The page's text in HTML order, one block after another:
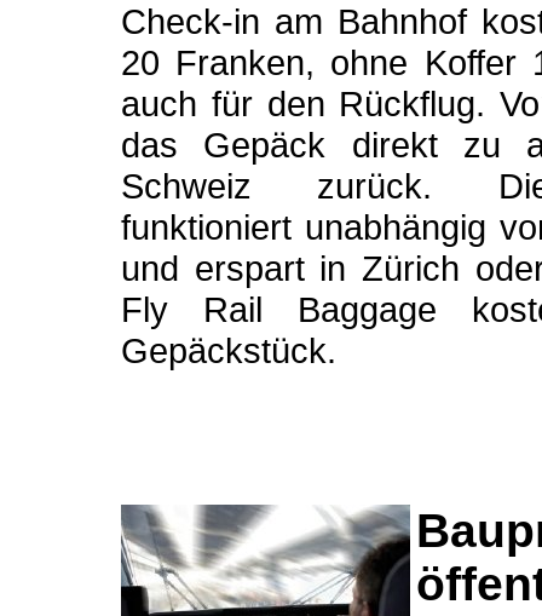
Check-in am Bahnhof
20 Franken, ohne Koffer
auch für den Rückflug.
das Gepäck direkt zu
Schweiz zurück.
funktioniert unabhängig
und erspart in Zürich
Fly Rail Baggage
Gepäckstück.